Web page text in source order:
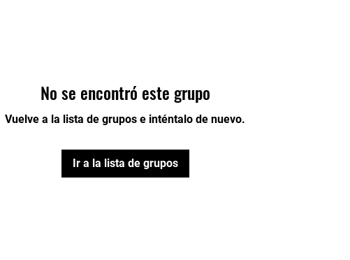
No se encontró este grupo
Vuelve a la lista de grupos e inténtalo de nuevo.
Ir a la lista de grupos